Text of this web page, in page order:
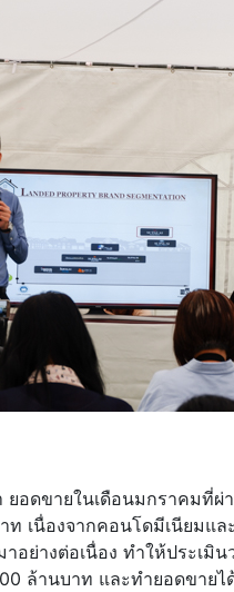
ยอดขายในเดือนมกราคมที่
ท เนื่องจากคอนโดมีเนียมแ
อย่างต่อเนื่อง ทำให้ประเมิ
ล้านบาท และทำยอดขาย